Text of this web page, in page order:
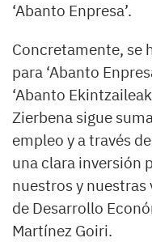
‘Abanto Enpresa’.
Concretamente, se
para ‘Abanto
‘Abanto
Zierbena sigue
empleo y a través
una clara inversión
nuestros y nuestras
de Desarrollo
Martínez Goiri.